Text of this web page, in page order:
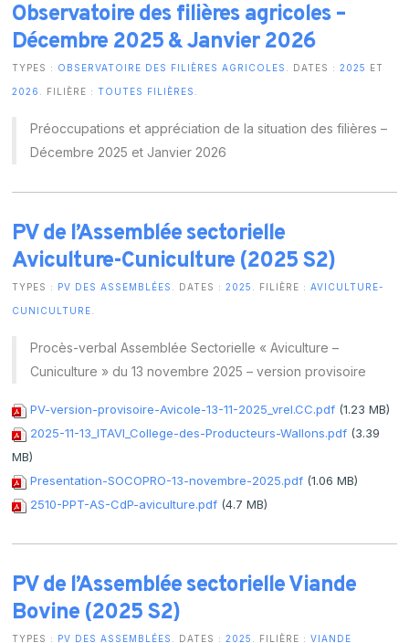
Observatoire des filières agricoles –
Décembre 2025 & Janvier 2026
TYPES : OBSERVATOIRE DES FILIÈRES AGRICOLES . DATES :2025 ET
2026 . FILIÈRE :TOUTES FILIÈRES
Préoccupations et appréciation de la situation des filières –
Décembre 2025 et Janvier 2026
PV de l’Assemblée sectorielle
Aviculture-Cuniculture (2025 S2)
TYPES : PV DES ASSEMBLÉES . DATES :2025 . FILIÈRE :AVICULTURE-
CUNICULTURE
Procès-verbal Assemblée Sectorielle « Aviculture –
Cuniculture » du 13 novembre 2025 – version provisoire
PV-version-provisoire-Avicole-13-11-2025_vrel.CC.pdf (1.23 MB)
2025-11-13_ITAVI_College-des-Producteurs-Wallons.pdf (3.39
MB)
Presentation-SOCOPRO-13-novembre-2025.pdf (1.06 MB)
2510-PPT-AS-CdP-aviculture.pdf (4.7 MB)
PV de l’Assemblée sectorielle Viande
Bovine (2025 S2)
TYPES : PV DES ASSEMBLÉES . DATES :2025 . FILIÈRE :VIANDE